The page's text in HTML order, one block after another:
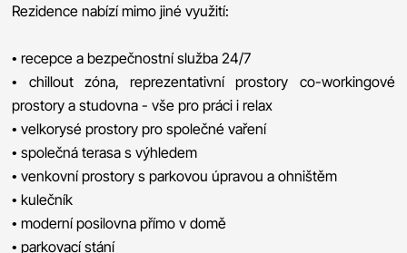
Rezidence nabízí mimo jiné využití:
• recepce a bezpečnostní služba 24/7
• chillout zóna, reprezentativní prostory co-workingové
prostory a studovna - vše pro práci i relax
• velkorysé prostory pro společné vaření
• společná terasa s výhledem
• venkovní prostory s parkovou úpravou a ohništěm
• kulečník
• moderní posilovna přímo v domě
• parkovací stání